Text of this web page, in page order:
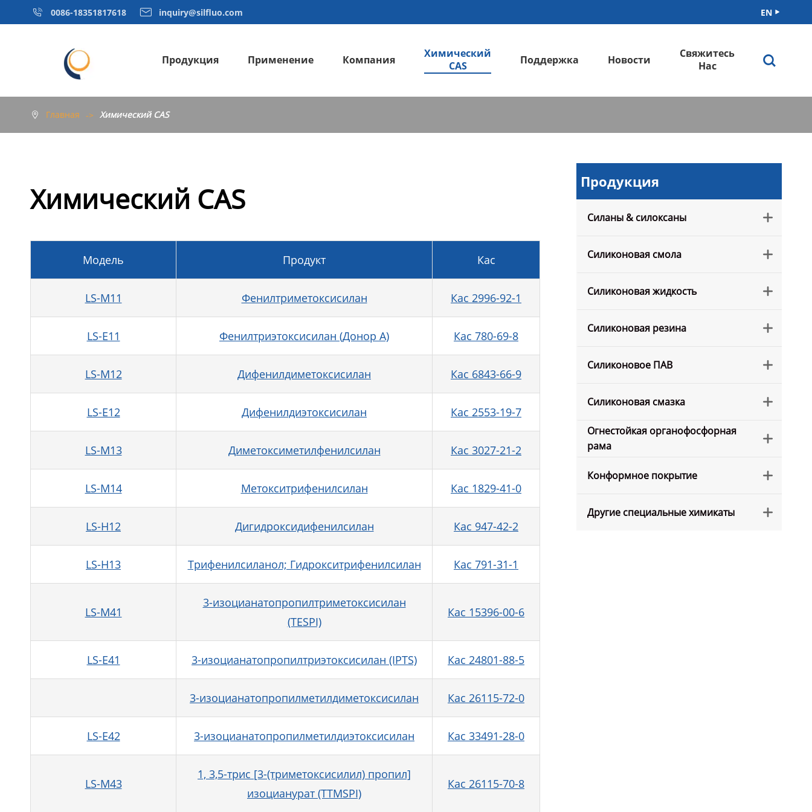
 0086-18351817618  inquiry@silfluo.com EN 
Продукция Применение Компания
Химический
CAS
Поддержка Новости
Свяжитесь
Нас

 Главная Химический CAS
Химический CAS
Модель Продукт Кас
LS-M11 Фенилтриметоксисилан Кас 2996-92-1
LS-E11 Фенилтриэтоксисилан (Донор А) Кас 780-69-8
LS-M12 Дифенилдиметоксисилан Кас 6843-66-9
LS-E12 Дифенилдиэтоксисилан Кас 2553-19-7
LS-M13 Диметоксиметилфенилсилан Кас 3027-21-2
LS-M14 Метокситрифенилсилан Кас 1829-41-0
LS-H12 Дигидроксидифенилсилан Кас 947-42-2
LS-H13 Трифенилсиланол; Гидрокситрифенилсилан Кас 791-31-1
LS-M41
3-изоцианатопропилтриметоксисилан
(TESPI)
Кас 15396-00-6
LS-E41 3-изоцианатопропилтриэтоксисилан (IPTS) Кас 24801-88-5
3-изоцианатопропилметилдиметоксисилан Кас 26115-72-0
LS-E42 3-изоцианатопропилметилдиэтоксисилан Кас 33491-28-0
LS-M43
1, 3,5-трис [3-(триметоксисилил) пропил]
изоцианурат (TTMSPI)
Кас 26115-70-8
Продукция
Силаны & силоксаны 
Силиконовая смола 
Силиконовая жидкость 
Силиконовая резина 
Силиконовое ПАВ 
Силиконовая смазка 
Огнестойкая органофосфорная
рама

Конформное покрытие 
Другие специальные химикаты 